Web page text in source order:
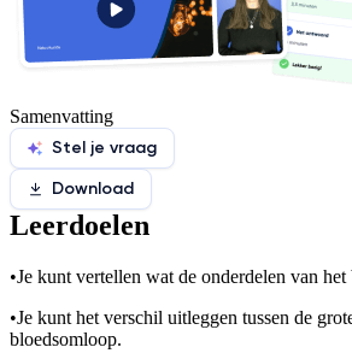
Samenvatting
Stel je vraag
Download
Leerdoelen
•Je kunt vertellen wat de onderdelen van
•Je kunt het verschil uitleggen tussen de
bloedsomloop.